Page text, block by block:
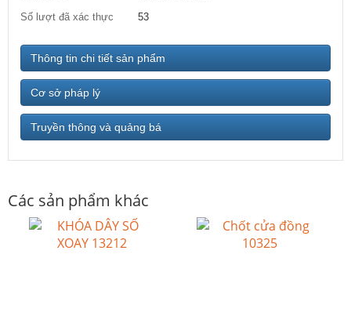
Số lượt đã xác thực
53
Thông tin chi tiết sản phẩm
Cơ sở pháp lý
Truyền thông và quảng bá
Các sản phẩm khác